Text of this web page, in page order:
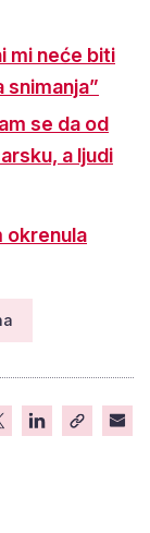
mi neće biti
se da od
a ljudi
okrenula